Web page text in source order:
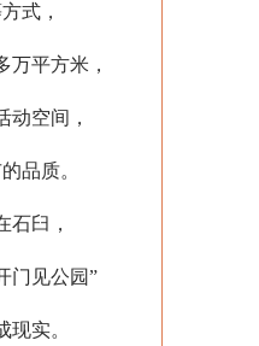
式，
平方米，
空间，
品质。
臼，
见公园”
实。